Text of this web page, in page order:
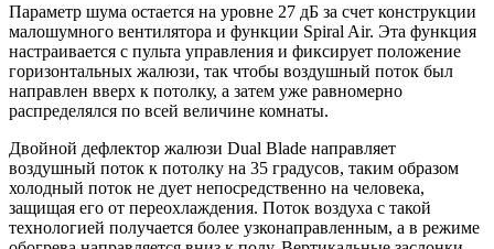
Параметр шума остается на уровне 27 дБ за счет конструкции
малошумного вентилятора и функции Spiral Air. Эта функция
настраивается с пульта управления и фиксирует положение
горизонтальных жалюзи, так чтобы воздушный поток был
направлен вверх к потолку, а затем уже равномерно
распределялся по всей величине комнаты.
Двойной дефлектор жалюзи Dual Blade направляет
воздушный поток к потолку на 35 градусов, таким образом
холодный поток не дует непосредственно на человека,
защищая его от переохлаждения. Поток воздуха с такой
технологией получается более узконаправленным, а в режиме